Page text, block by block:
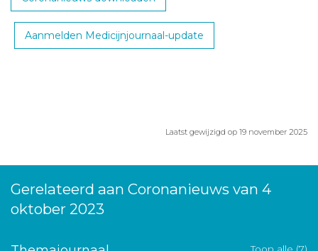
Aanmelden Medicijnjournaal-update
Laatst gewijzigd op 19 november 2025
Gerelateerd aan Coronanieuws van 4
oktober 2023